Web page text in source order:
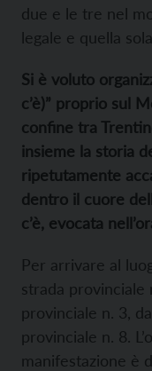
due e le tre nel
legale e quella
Si è voluto
c’è)” proprio sul
confine tra
insieme la storia
ripetutamente
dentro il cuore
c’è, evocata
Per arrivare al
strada provinciale
provinciale n. 3,
provinciale n. 8.
manifestazione è